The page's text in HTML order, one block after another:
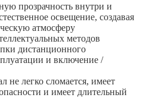
прозрачность внутри и
освещение, создавая
атмосферу
методов
дистанционного
и включение /
не легко сломается, имеет
и имеет длительный